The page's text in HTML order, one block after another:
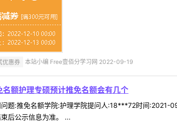
优惠券 本站小编 Free壹佰分学习网 2022-09-19
名额护理专硕预计推免名额会有几个
题:推免名额学院:护理学院提问人:18***72时间:2021-
后公示信息为准。 ...